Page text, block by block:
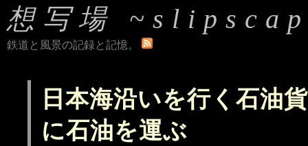
想写場
鉄道と風景の記録と記憶。
日本海沿いを行く石油
に石油を運ぶ